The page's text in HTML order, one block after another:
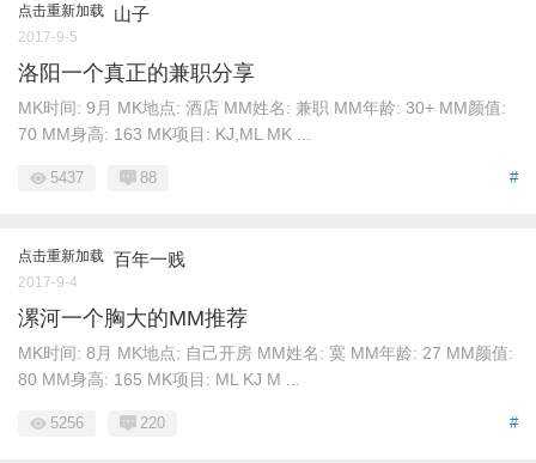
点击重新加载 山子
2017-9-5
洛阳一个真正的兼职分享
MK时间: 9月 MK地点: 酒店 MM姓名: 兼职 MM年龄: 30+ MM颜值:
70 MM身高: 163 MK项目: KJ,ML MK ...
#
5437 88
点击重新加载 百年一贱
2017-9-4
漯河一个胸大的MM推荐
MK时间: 8月 MK地点: 自己开房 MM姓名: 寞 MM年龄: 27 MM颜值:
80 MM身高: 165 MK项目: ML KJ M ...
#
5256 220